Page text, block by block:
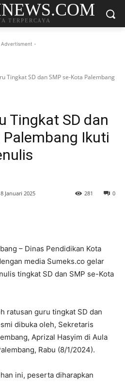
TERPERCAYA
-
Tingkat SD dan SMP se-Kota Palembang
Tingkat SD dan
Palembang Ikuti
8 Januari 2025 0
281
– Dinas Pendidikan Kota
media Sumeks.co gelar
tingkat SD dan SMP se-Kota
ratusan guru tingkat SD dan
dibuka oleh, Sekretaris
Aprizal Hasyim di Aula
Rabu (8/1/2024).
ini, peserta diharapkan